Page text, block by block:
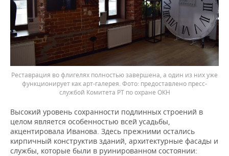
Реставрация во флигелях полностью завершена, а один из них уже
функционирует как арт-галерея.
предоставлено пресс-
службой Комитета РТ по охране ОКН
Высокий уровень сохранности подлинных строений в
целом является особенностью всей усадьбы,
акцентировала Иванова. Здесь прежними остались
кирпичный конструктив зданий, архитектурные фасады и
службы, которые были в руинированном состоянии: